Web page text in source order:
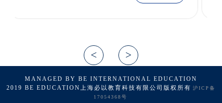
MANAGED BY BE INTERNATIONAL EDUCATION
2019 BE EDUCATION上海必以教育科技有限公司版权所有 沪ICP备
17054368号